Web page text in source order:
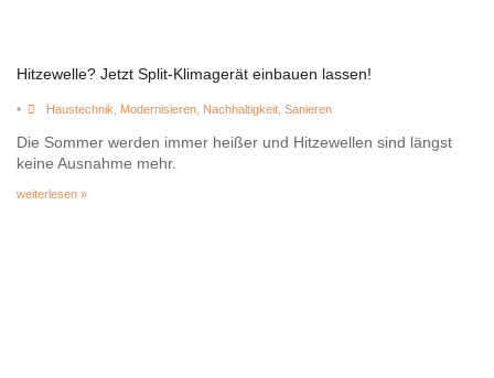
Hitzewelle? Jetzt Split-Klimagerät einbauen lassen!
• Haustechnik, Modernisieren, Nachhaltigkeit, Sanieren
Die Sommer werden immer heißer und Hitzewellen sind längst
keine Ausnahme mehr.
weiterlesen »